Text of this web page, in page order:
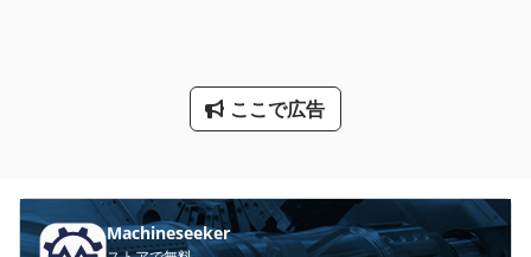
水 タンク
ここで広告
Machineseeker